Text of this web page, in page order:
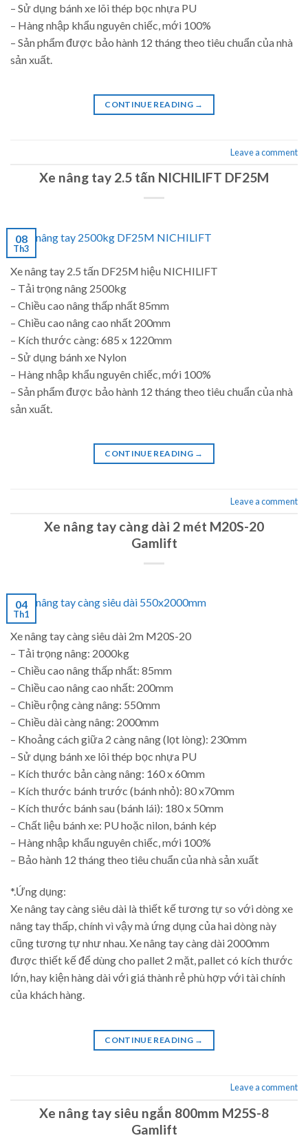
– Sử dụng bánh xe lõi thép bọc nhựa PU
– Hàng nhập khẩu nguyên chiếc, mới 100%
– Sản phẩm được bảo hành 12 tháng theo tiêu chuẩn của nhà
sản xuất.
CONTINUE READING →
Leave a comment
Xe nâng tay 2.5 tấn NICHILIFT DF25M
08
Th3
Xe nâng tay 2.5 tấn DF25M hiệu NICHILIFT
– Tải trọng nâng 2500kg
– Chiều cao nâng thấp nhất 85mm
– Chiều cao nâng cao nhất 200mm
– Kích thước càng: 685 x 1220mm
– Sử dụng bánh xe Nylon
– Hàng nhập khẩu nguyên chiếc, mới 100%
– Sản phẩm được bảo hành 12 tháng theo tiêu chuẩn của nhà
sản xuất.
CONTINUE READING →
Leave a comment
Xe nâng tay càng dài 2 mét M20S-20
Gamlift
04
Th1
Xe nâng tay càng siêu dài 2m M20S-20
– Tải trọng nâng: 2000kg
– Chiều cao nâng thấp nhất: 85mm
– Chiều cao nâng cao nhất: 200mm
– Chiều rộng càng nâng: 550mm
– Chiều dài càng nâng: 2000mm
– Khoảng cách giữa 2 càng nâng (lọt lòng): 230mm
– Sử dụng bánh xe lõi thép bọc nhựa PU
– Kích thước bản càng nâng: 160 x 60mm
– Kích thước bánh trước (bánh nhỏ): 80 x70mm
– Kích thước bánh sau (bánh lái): 180 x 50mm
– Chất liệu bánh xe: PU hoặc nilon, bánh kép
– Hàng nhập khẩu nguyên chiếc, mới 100%
– Bảo hành 12 tháng theo tiêu chuẩn của nhà sản xuất
*.Ứng dụng:
Xe nâng tay càng siêu dài là thiết kế tương tự so với dòng xe
nâng tay thấp, chính vì vậy mà ứng dụng của hai dòng này
cũng tương tự như nhau. Xe nâng tay càng dài 2000mm
được thiết kế để dùng cho pallet 2 mặt, pallet có kích thước
lớn, hay kiện hàng dài với giá thành rẻ phù hợp với tài chính
của khách hàng.
CONTINUE READING →
Leave a comment
Xe nâng tay siêu ngắn 800mm M25S-8
Gamlift